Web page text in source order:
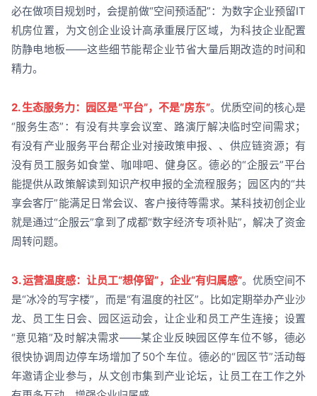
必在做项目规划时，会提前做“空间预适配”：为数字企业预留IT
机房位置，为文创企业设计高承重展厅区域，为科技企业配置
防静电地板——这些细节能帮企业节省大量后期改造的时间和
精力。
2. 生态服务力：园区是“平台”，不是“房东”。优质空间的核心是
“服务生态”：有没有共享会议室、路演厅解决临时空间需求；
有没有产业服务平台帮企业对接政策申报、、供应链资源；有
没有员工服务如食堂、咖啡吧、健身区。德必的“企服云”平台
能提供从政策解读到知识产权申报的全流程服务；园区内的“共
享会客厅”能满足日常会议、客户接待等需求。某科技初创企业
就是通过“企服云”拿到了成都“数字经济专项补贴”，解决了资金
周转问题。
3. 运营温度感：让员工“想停留”，企业“有归属感”。优质空间不
是“冰冷的写字楼”，而是“有温度的社区”。比如定期举办产业沙
龙、员工生日会、园区运动会，让企业和员工产生连接；设置
“意见箱”及时解决需求——某企业反映园区停车位不够，德必
很快协调周边停车场增加了50个车位。德必的“园区节”活动每
年邀请企业参与，从文创市集到产业论坛，让员工在工作之外